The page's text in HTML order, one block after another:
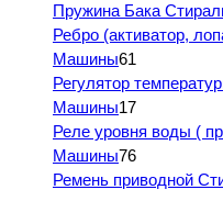
Пружина Бака
Ребро (активатор,
Машины61
Регулятор
Машины17
Реле уровня воды (
Машины76
Ремень приводной